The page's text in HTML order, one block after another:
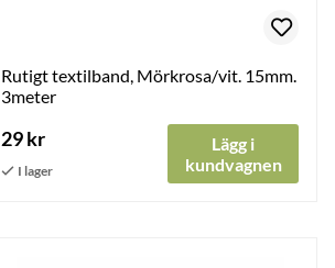
Rutigt textilband, Mörkrosa/vit. 15mm.
3meter
29 kr
Lägg i
kundvagnen